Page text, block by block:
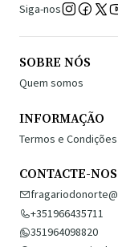
Siga-nos
SOBRE NÓS
Quem somos
INFORMAÇÃO
Termos e Condições
CONTACTE-NOS
+351966435711
351964098820